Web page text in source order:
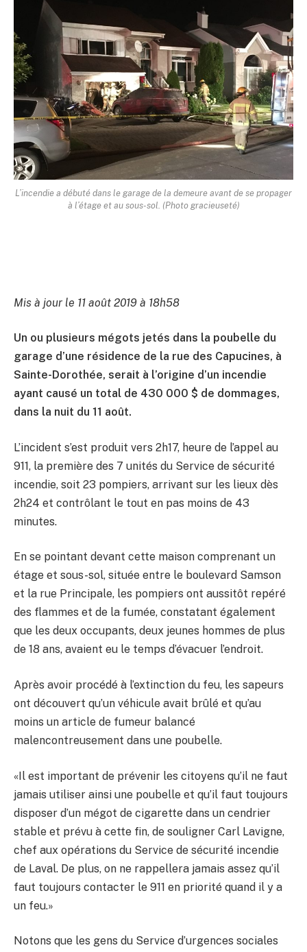
L’incendie a débuté dans le garage de la demeure avant de se propager
à l’étage et au sous-sol. (Photo gracieuseté)
Mis à jour le 11 août 2019 à 18h58
Un ou plusieurs mégots jetés dans la poubelle du
garage d’une résidence de la rue des Capucines, à
Sainte-Dorothée, serait à l’origine d’un incendie
ayant causé un total de 430 000 $ de dommages,
dans la nuit du 11 août.
L’incident s’est produit vers 2h17, heure de l’appel au
911, la première des 7 unités du Service de sécurité
incendie, soit 23 pompiers, arrivant sur les lieux dès
2h24 et contrôlant le tout en pas moins de 43
minutes.
En se pointant devant cette maison comprenant un
étage et sous-sol, située entre le boulevard Samson
et la rue Principale, les pompiers ont aussitôt repéré
des flammes et de la fumée, constatant également
que les deux occupants, deux jeunes hommes de plus
de 18 ans, avaient eu le temps d’évacuer l’endroit.
Après avoir procédé à l’extinction du feu, les sapeurs
ont découvert qu’un véhicule avait brûlé et qu’au
moins un article de fumeur balancé
malencontreusement dans une poubelle.
«Il est important de prévenir les citoyens qu’il ne faut
jamais utiliser ainsi une poubelle et qu’il faut toujours
disposer d’un mégot de cigarette dans un cendrier
stable et prévu à cette fin, de souligner Carl Lavigne,
chef aux opérations du Service de sécurité incendie
de Laval. De plus, on ne rappellera jamais assez qu’il
faut toujours contacter le 911 en priorité quand il y a
un feu.»
Notons que les gens du Service d’urgences sociales